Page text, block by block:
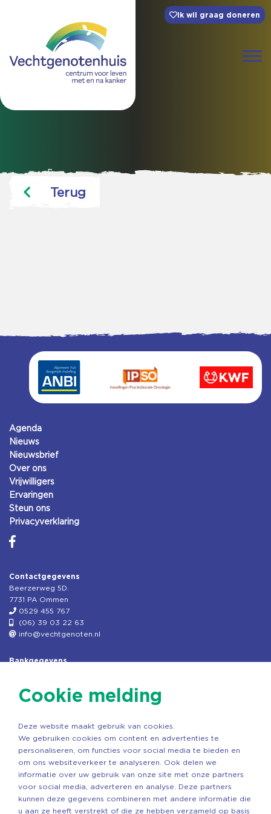
Ik wil graag doneren
Terug
Agenda
Nieuws
Nieuwsbrief
Over ons
Vrijwilligers
Ervaringen
Steun ons
Privacyverklaring
Contactgegevens
Beerzerweg 5D.
7731 PA Ommen
0529 455 767
(06) 39 03 22 63
info@vechtgenoten.nl
Bankgegevens
Rek.nr: NL85RABO0127579230
Copyright ©2026 Vechtgenoten
Cookie melding
Deze website maakt gebruik van cookies.
We gebruiken cookies om content en advertenties te
personaliseren, om functies voor social media te bieden en
om ons websiteverkeer te analyseren. Ook delen we
informatie over uw gebruik van onze site met onze partners
voor social media, adverteren en analyse. Deze partners
kunnen deze gegevens combineren met andere informatie die
u aan ze heeft verstrekt of die ze hebben verzameld op basis